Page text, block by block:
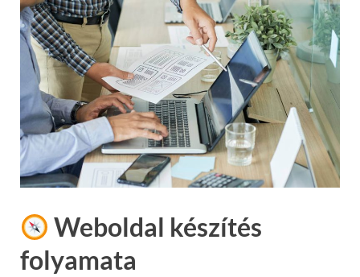
Weboldal készítés
folyamata